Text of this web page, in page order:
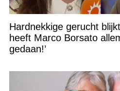
Hardnekkige gerucht
heeft Marco Borsato
gedaan!’